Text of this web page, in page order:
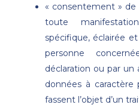
« consentement » de
toute
spécifique, éclairée
personne
déclaration ou par un
données à caractère
fassent l’objet d’un